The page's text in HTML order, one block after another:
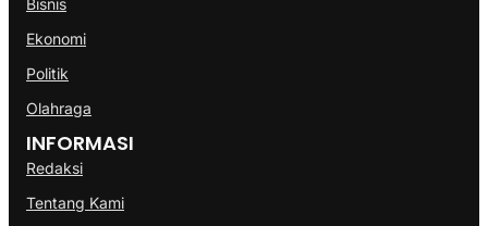
Bisnis
Ekonomi
Politik
Olahraga
INFORMASI
Redaksi
Tentang Kami